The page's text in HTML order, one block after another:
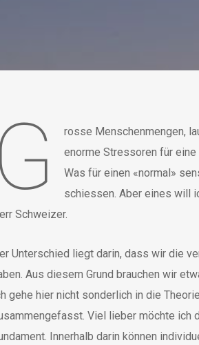
G
rosse Menschenmengen,
enorme Stressoren für
Was für einen «normal»
schiessen. Aber eines will
Schweizer.
Unterschied liegt darin, dass wir die
Aus diesem Grund brauchen wir
gehe hier nicht sonderlich in die
Viel lieber möchte ich
Innerhalb darin können